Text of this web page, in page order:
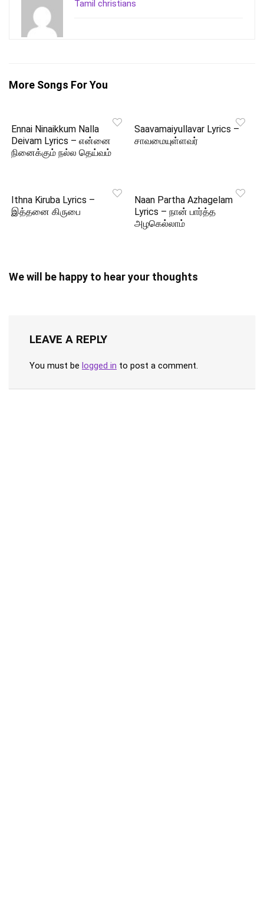
Tamil christians
More Songs For You
Ennai Ninaikkum Nalla
Deivam Lyrics – என்னை
நினைக்கும் நல்ல தெய்வம்
Saavamaiyullavar Lyrics –
சாவமையுள்ளவர்
Ithna Kiruba Lyrics –
இத்தனை கிருபை
Naan Partha Azhagelam
Lyrics – நான் பார்த்த
அழகெல்லாம்
We will be happy to hear your thoughts
LEAVE A REPLY
You must be logged in to post a comment.